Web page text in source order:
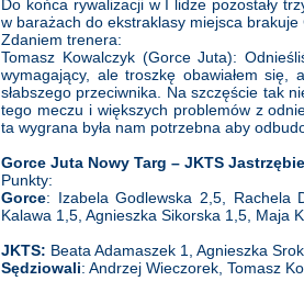
Do końca rywalizacji w I lidze pozostały
w barażach do ekstraklasy miejsca
Zdaniem trenera:
Tomasz Kowalczyk (Gorce Juta):
wymagający, ale troszkę obawiałem się,
słabszego przeciwnika. Na szczęście tak
tego meczu i większych problemów z
ta wygrana była nam potrzebna aby
Gorce Juta Nowy Targ – JKTS
Punkty:
Gorce: Izabela Godlewska 2,5, Rachela
Kalawa 1,5, Agnieszka Sikorska 1,5, Maja
JKTS: Beata Adamaszek 1, Agnieszka
Sędziowali: Andrzej Wieczorek, Tomasz